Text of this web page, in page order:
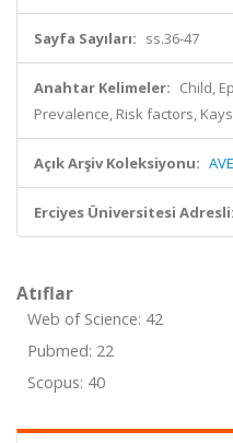
Sayfa Sayıları: ss.36-47
Anahtar Kelimeler: Child,
Prevalence, Risk factors,
Açık Arşiv Koleksiyonu:
Erciyes Üniversitesi Adresli:
Atıflar
Web of Science: 42
Pubmed: 22
Scopus: 40